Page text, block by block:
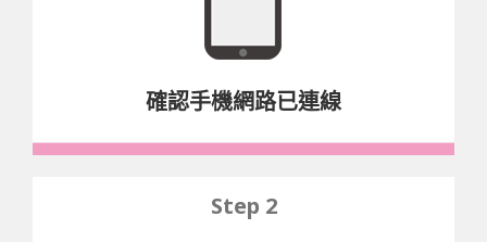
確認手機網路已連線
Step 2